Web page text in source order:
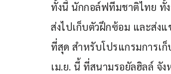
ทั้งนี้ นักกอล์ฟทีมชาติไทย ทั้
ส่งไปเก็บตัวฝึกซ้อม และส่ง
ที่สุด สำหรับโปรแกรมการเ
เม.ย. นี้ ที่สนามรอยัลฮิลล์ จั